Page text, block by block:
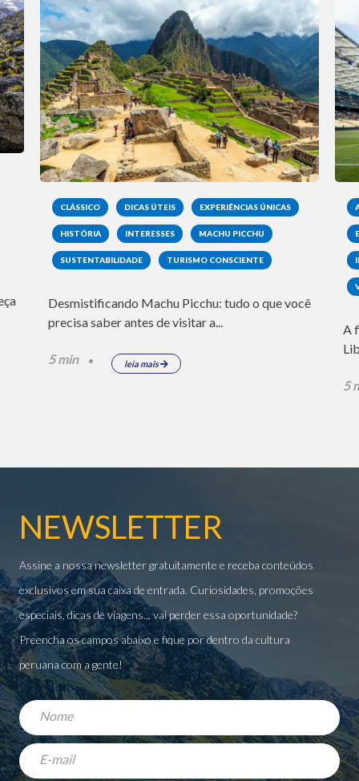
CLÁSSICO DICAS ÚTEIS EXPERIÊNCIAS ÚNICAS
HISTÓRIA INTERESSES MACHU PICCHU
SUSTENTABILIDADE TURISMO CONSCIENTE
Desmistificando Machu Picchu: tudo o que você
precisa saber antes de visitar a...
5 min leia mais
A
5
NEWSLETTER
Assine a nossa newsletter gratuitamente e receba conteúdos
exclusivos em sua caixa de entrada. Curiosidades, promoções
especiais, dicas de viagens... vai perder essa oportunidade?
Preencha os campos abaixo e fique por dentro da cultura
peruana com a gente!